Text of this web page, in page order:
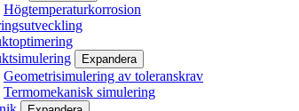
Högtemperaturkorrosion
Expandera
Geometrisimulering av toleranskrav
Termomekanisk simulering